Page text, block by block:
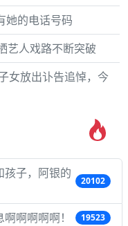
她的电话号码
艺人戏路不断突破
女放出讣告追悼，今
孩子，阿银的
20102
啊啊啊啊！ 19523